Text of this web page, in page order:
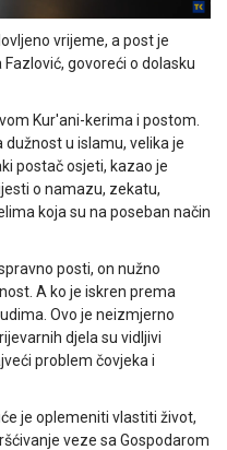
vrijeme, a post je
govoreći o dolasku
Kur'ani-kerima i postom.
u islamu, velika je
postač osjeti, kazao je
o namazu, zekatu,
koja su na poseban način
posti, on nužno
A ko je iskren prema
Ovo je neizmjerno
djela su vidljivi
problem čovjeka i
je oplemeniti vlastiti život,
veze sa Gospodarom